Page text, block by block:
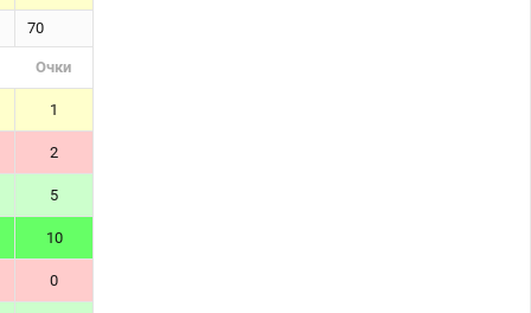
70
Очки
1
2
5
10
0